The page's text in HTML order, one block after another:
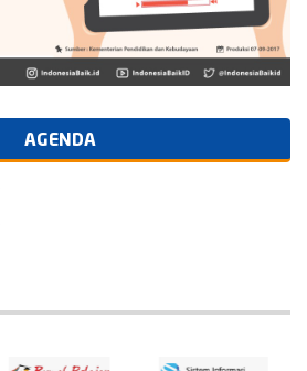
AGENDA